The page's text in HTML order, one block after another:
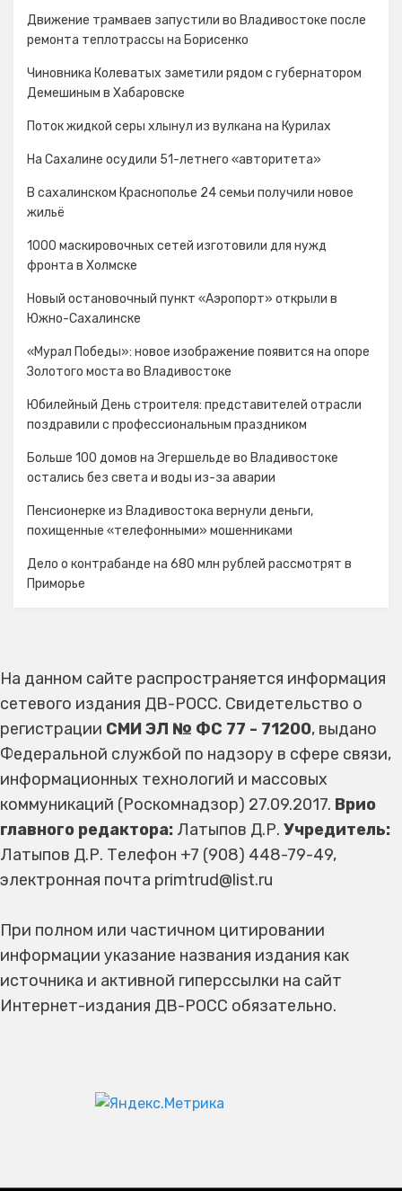
Движение трамваев запустили во Владивостоке после
ремонта теплотрассы на Борисенко
Чиновника Колеватых заметили рядом с губернатором
Демешиным в Хабаровске
Поток жидкой серы хлынул из вулкана на Курилах
На Сахалине осудили 51-летнего «авторитета»
В сахалинском Краснополье 24 семьи получили новое
жильё
1000 маскировочных сетей изготовили для нужд
фронта в Холмске
Новый остановочный пункт «Аэропорт» открыли в
Южно-Сахалинске
«Мурал Победы»: новое изображение появится на опоре
Золотого моста во Владивостоке
Юбилейный День строителя: представителей отрасли
поздравили с профессиональным праздником
Больше 100 домов на Эгершельде во Владивостоке
остались без света и воды из-за аварии
Пенсионерке из Владивостока вернули деньги,
похищенные «телефонными» мошенниками
Дело о контрабанде на 680 млн рублей рассмотрят в
Приморье
На данном сайте распространяется информация
сетевого издания ДВ-РОСС. Свидетельство о
регистрации СМИ ЭЛ № ФС 77 - 71200, выдано
Федеральной службой по надзору в сфере связи,
информационных технологий и массовых
коммуникаций (Роскомнадзор) 27.09.2017. Врио
главного редактора: Латыпов Д.Р. Учредитель:
Латыпов Д.Р. Телефон +7 (908) 448-79-49,
электронная почта primtrud@list.ru
При полном или частичном цитировании
информации указание названия издания как
источника и активной гиперссылки на сайт
Интернет-издания ДВ-РОСС обязательно.